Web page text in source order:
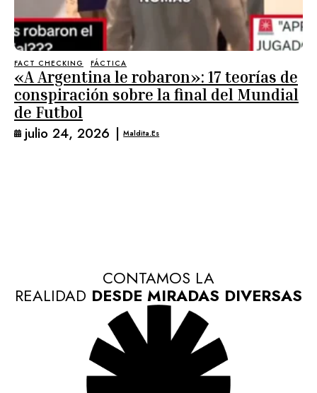
FACT CHECKING FÁCTICA
«A Argentina le robaron»: 17 teorías de
conspiración sobre la final del Mundial
de Futbol
julio 24, 2026 | Maldita.es
CONTAMOS LA
REALIDAD DESDE MIRADAS DIVERSAS